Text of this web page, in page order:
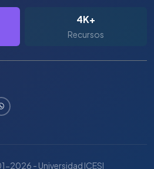
4K+
Recursos
2026 - Universidad ICESI